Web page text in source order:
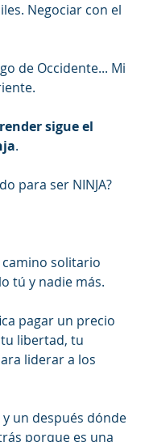
Negociar con el
de Occidente... Mi
sigue el
.
para ser NINJA?
camino solitario
tú y nadie más.
pagar un precio
libertad, tu
liderar a los
un después dónde
porque es una